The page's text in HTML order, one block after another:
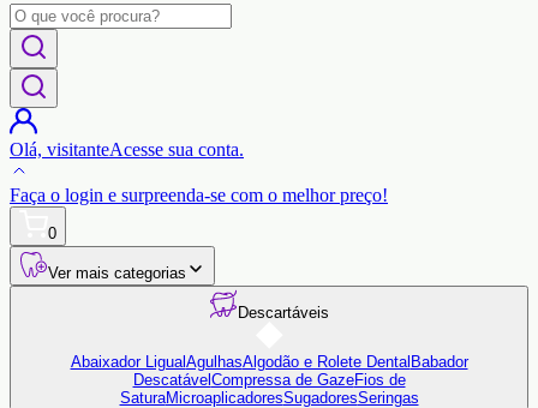
Olá, visitanteAcesse sua conta.
Faça o login e surpreenda-se com o melhor preço!
0
Ver mais categorias
Descartáveis
Abaixador Ligual AgulhasAlgodão e Rolete Dental Babador
Descatável Compressa de GazeFios de
SaturaMicroaplicadoresSugadoresSeringas